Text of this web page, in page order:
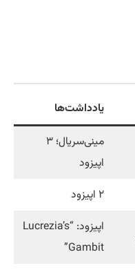
یادداشت‌ها
مینی‌سریال؛ ۳
اپیزود
۲ اپیزود
اپیزود: “Lucrezia’s
Gambit”